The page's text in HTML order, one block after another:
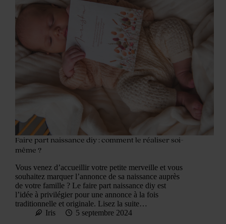
Faire part naissance diy : comment le réaliser soi-
même ?
Vous venez d’accueillir votre petite merveille et vous
souhaitez marquer l’annonce de sa naissance auprès
de votre famille ? Le faire part naissance diy est
l’idée à privilégier pour une annonce à la fois
traditionnelle et originale. Lisez la suite…
Iris
5 septembre 2024